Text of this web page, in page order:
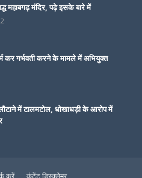
महाबगढ़ मंदिर, पढ़े इसके बारे में
कर गर्भवती करने के मामले में अभियुक्त
में टालमटोल, धोखाधड़ी के आरोप में
करें कंटेंट डिस्क्लेमर